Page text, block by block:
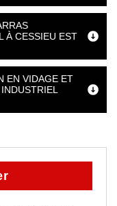
À CESSIEU EST
EN VIDAGE ET